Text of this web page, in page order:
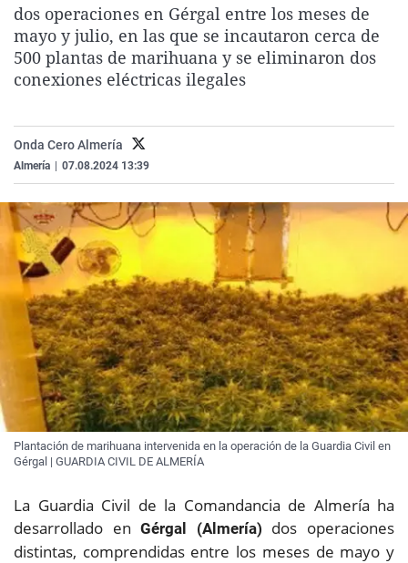
La rosa de los vientos
Gente viajera
Caso
Retornados
Extremadura
Galicia
Virales
Televisión
dos operaciones en Gérgal entre los meses de
mayo y julio, en las que se incautaron cerca de
500 plantas de marihuana y se eliminaron dos
conexiones eléctricas ilegales
Onda Cero Almería
Almería 07.08.2024 13:39
Plantación de marihuana intervenida en la operación de la Guardia Civil en
Gérgal | GUARDIA CIVIL DE ALMERÍA
La Guardia Civil de la Comandancia de Almería ha
desarrollado enGérgal (Almería) dos operaciones
distintas, comprendidas entre los meses de mayo y